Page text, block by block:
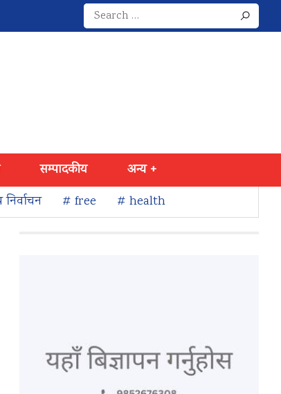
Search
for:
सम्पादकीय
अन्य +
# free # health